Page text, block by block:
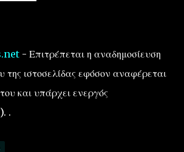
- Επιτρέπεται η αναδημοσίευση
της ιστοσελίδας εφόσον αναφέρεται
και υπάρχει ενεργός
.